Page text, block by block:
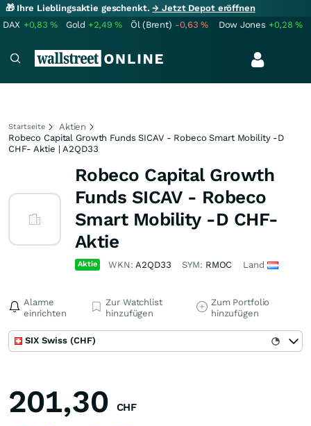
🎁 Ihre Lieblingsaktie geschenkt.→ Jetzt Depot eröffnen
DAX +0,83% Gold +2,49% Öl (Brent) -0,63% Dow Jones +0,28%
Startseite
Aktien
Robeco Capital Growth Funds SICAV - Robeco Smart Mobility -D
CHF- Aktie | A2QD33
Robeco Capital Growth
Funds SICAV - Robeco
Smart Mobility -D CHF-
Aktie
Aktie WKN:A2QD33 SYM: RMOC Land
Alarme
einrichten
Zur Watchlist
hinzufügen
Zum Portfolio
hinzufügen
SIX Swiss (CHF)
201,30 CHF